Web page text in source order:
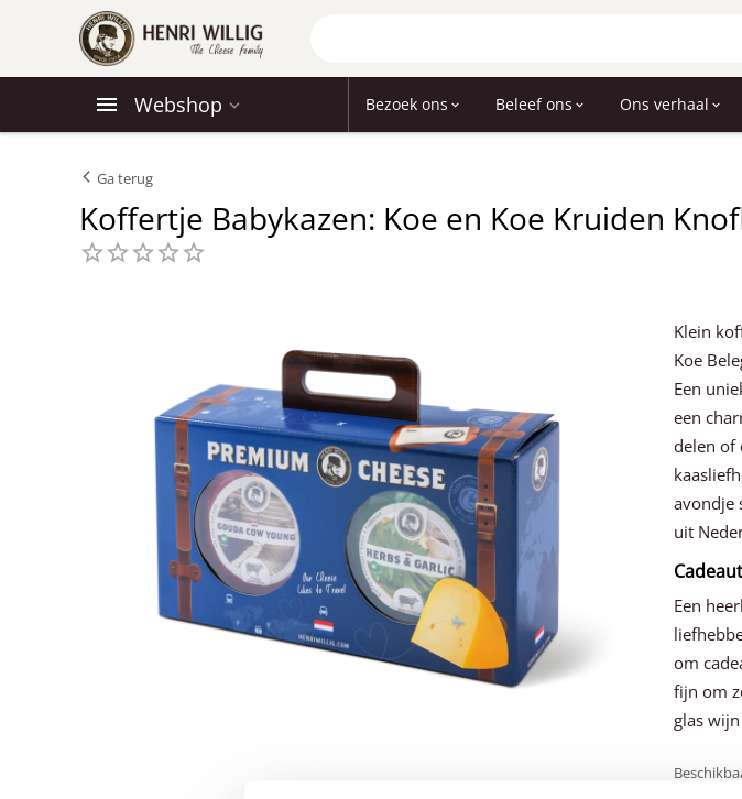
Webshop Bezoek ons Beleef ons Ons verhaal
Ga terug
Koffertje Babykazen: Koe en Koe Kruiden
Klein
Koe
Een
een
delen of
avondje
uit
Een
om
fijn om
glas